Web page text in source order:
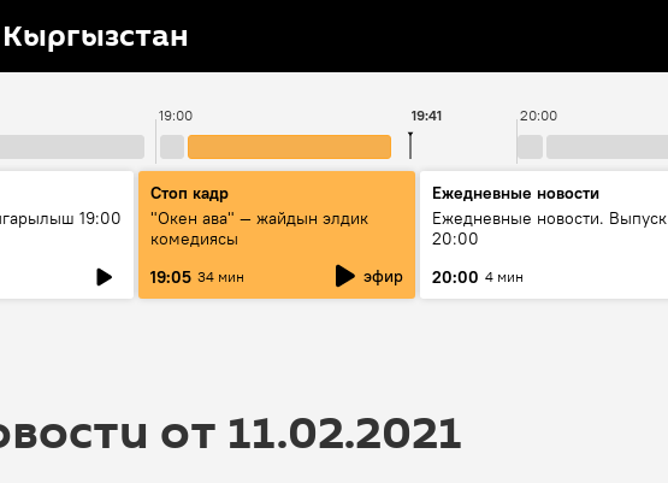
Кыргызстан
19:00 20:00
19:41
19:00
Стоп кадр
"Окен ава" — жайдын элдик
комедиясы
19:05 34 мин эфир
Ежедневные новости
Ежедневные новости. Выпуск
20:00
20:00 4 мин
от 11.02.2021